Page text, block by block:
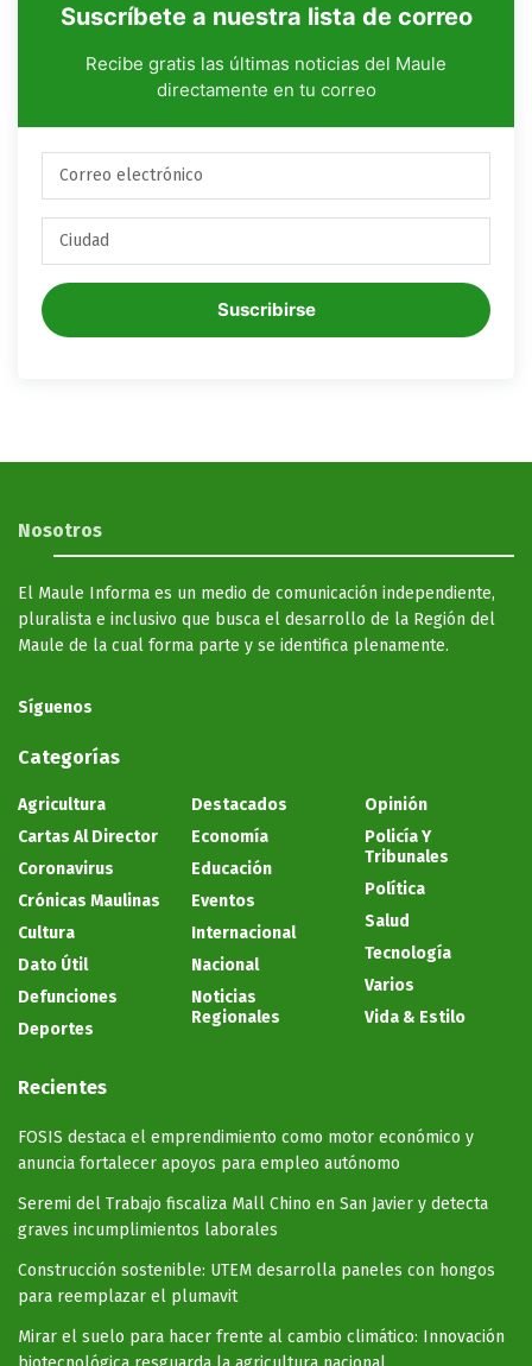
Suscríbete a nuestra lista de correo
Recibe gratis las últimas noticias del Maule
directamente en tu correo
Suscribirse
Nosotros
El Maule Informa es un medio de comunicación independiente,
pluralista e inclusivo que busca el desarrollo de la Región del
Maule de la cual forma parte y se identifica plenamente.
Síguenos
Categorías
Agricultura
Cartas Al Director
Coronavirus
Crónicas Maulinas
Cultura
Dato Útil
Defunciones
Deportes
Destacados
Economía
Educación
Eventos
Internacional
Nacional
Noticias
Regionales
Opinión
Policía Y
Tribunales
Política
Salud
Tecnología
Varios
Vida & Estilo
Recientes
FOSIS destaca el emprendimiento como motor económico y
anuncia fortalecer apoyos para empleo autónomo
Seremi del Trabajo fiscaliza Mall Chino en San Javier y detecta
graves incumplimientos laborales
Construcción sostenible: UTEM desarrolla paneles con hongos
para reemplazar el plumavit
Mirar el suelo para hacer frente al cambio climático: Innovación